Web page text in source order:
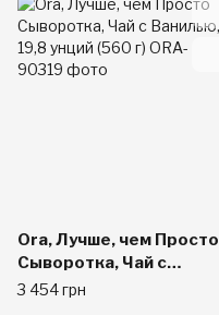
Ora, Лучше, чем Просто
Сыворотка, Чай с
Ванилью, 19,8 унций
3 454 грн